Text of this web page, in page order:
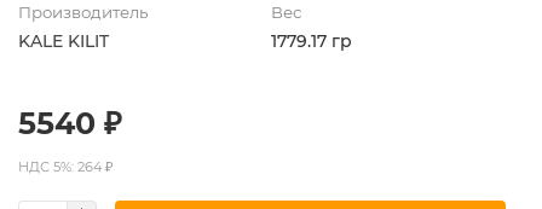
Производитель
KALE KILIT
Вес
1779.17 гр
5540 ₽
НДС 5%: 264 ₽